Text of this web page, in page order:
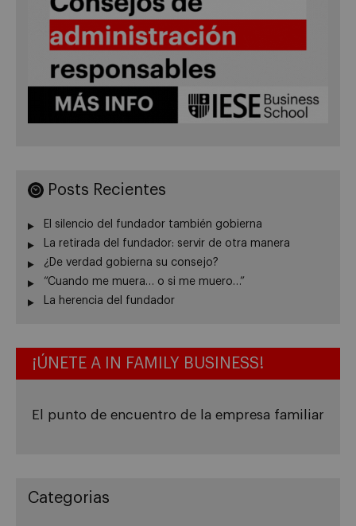
Posts Recientes
El silencio del fundador también gobierna
La retirada del fundador: servir de otra manera
¿De verdad gobierna su consejo?
“Cuando me muera… o si me muero…”
La herencia del fundador
¡ÚNETE A IN FAMILY BUSINESS!
El punto de encuentro de la empresa familiar
Categorias